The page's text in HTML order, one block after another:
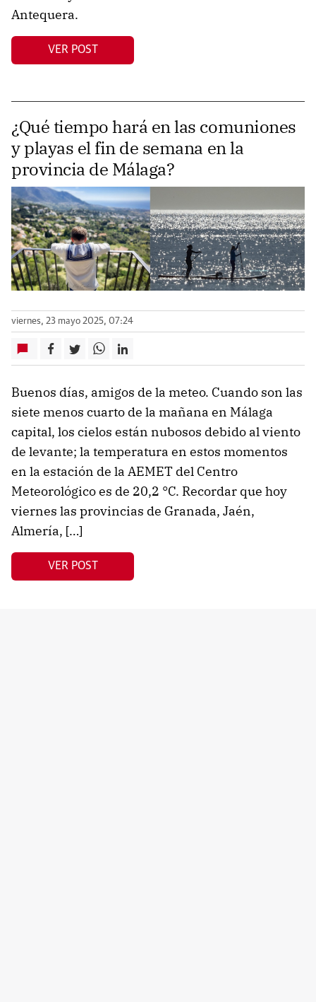
Antequera.
VER POST
¿Qué tiempo hará en las comuniones
y playas el fin de semana en la
provincia de Málaga?
viernes, 23 mayo 2025, 07:24
Buenos días, amigos de la meteo. Cuando son las
siete menos cuarto de la mañana en Málaga
capital, los cielos están nubosos debido al viento
de levante; la temperatura en estos momentos
en la estación de la AEMET del Centro
Meteorológico es de 20,2 °C. Recordar que hoy
viernes las provincias de Granada, Jaén,
Almería, […]
VER POST